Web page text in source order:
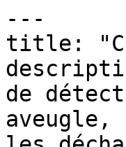
---
title:
de
aveugle,